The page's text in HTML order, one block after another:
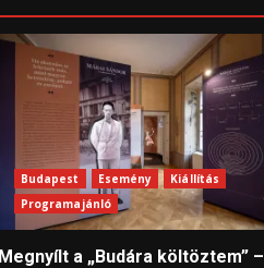
Budapest Esemény
Kiállítás
Programajánló
Megnyílt a „Budára költöztem” –